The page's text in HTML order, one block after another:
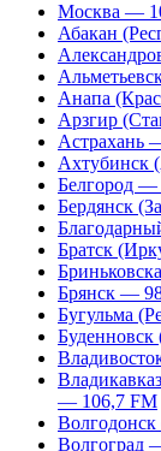
Москва —
Абакан
Анапа
Арзгир
Астрахань
Ахтубинск
Белгород —
Бердянск
Братск
Брянск —
Бугульма
— 106,7 FM
Волгоград